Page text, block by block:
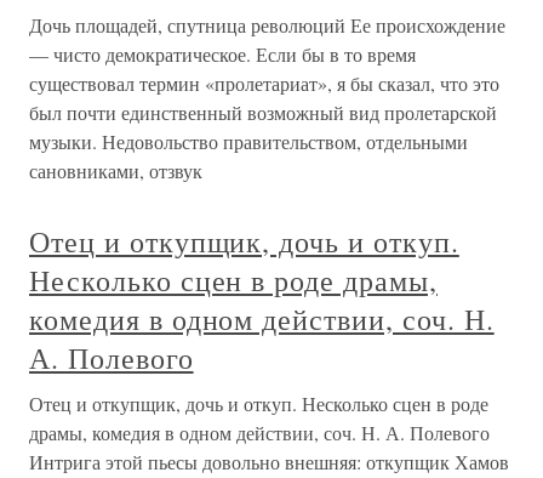
Дочь площадей, спутница революций Ее происхождение
— чисто демократическое. Если бы в то время
существовал термин «пролетариат», я бы сказал, что это
был почти единственный возможный вид пролетарской
музыки. Недовольство правительством, отдельными
сановниками, отзвук
Отец и откупщик, дочь и откуп.
Несколько сцен в роде драмы,
комедия в одном действии, соч. Н.
А. Полевого
Отец и откупщик, дочь и откуп. Несколько сцен в роде
драмы, комедия в одном действии, соч. Н. А. Полевого
Интрига этой пьесы довольно внешняя: откупщик Хамов